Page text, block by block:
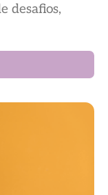
desafios,